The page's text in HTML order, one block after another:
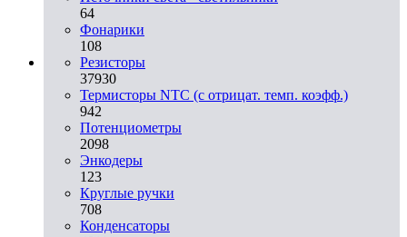
64
Фонарики
108
Резисторы
37930
Термисторы NTC (с отрицат. темп. коэфф.)
942
Потенциометры
2098
Энкодеры
123
Круглые ручки
708
Конденсаторы